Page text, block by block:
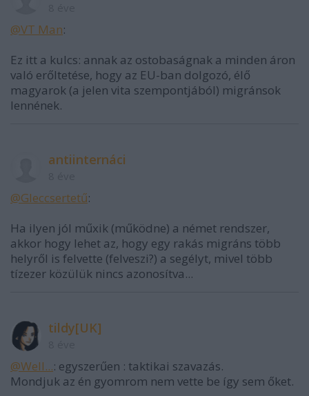
@VT Man:
Ez itt a kulcs: annak az ostobaságnak a minden áron
való erőltetése, hogy az EU-ban dolgozó, élő
magyarok (a jelen vita szempontjából) migránsok
lennének.
antiinternáci
@GIeccsertetű:
Ha ilyen jól műxik (működne) a német rendszer,
akkor hogy lehet az, hogy egy rakás migráns több
helyről is felvette (felveszi?) a segélyt, mivel több
tízezer közülük nincs azonosítva...
tildy[UK]
@Well...: egyszerűen : taktikai szavazás.
Mondjuk az én gyomrom nem vette be így sem őket.